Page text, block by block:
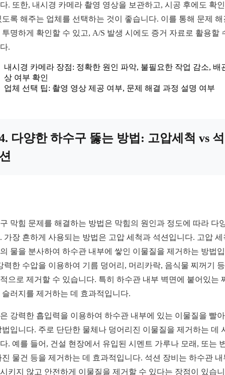
. 또한, 내시경 카메라 촬영 영상을 보관하고, 시공 후에도 확
도록 해주는 업체를 선택하는 것이 좋습니다. 이를 통해 문제 해
투명하게 확인할 수 있고, A/S 발생 시에도 증거 자료로 활용할
.
내시경 카메라 장점: 정확한 원인 파악, 불필요한 작업 감소, 배
상 여부 확인
업체 선택 팁: 촬영 영상 제공 여부, 문제 해결 과정 설명 여부
다양한 하수구 뚫는 방법: 고압세척 vs 석
막힘 문제를 해결하는 방법은 막힘의 원인과 정도에 따라 다
가장 흔하게 사용되는 방법은 고압 세척과 석션입니다. 고압 세
물을 분사하여 하수관 내부에 쌓인 이물질을 제거하는 방법
력한 수압을 이용하여 기름 덩어리, 머리카락, 음식물 찌꺼기
으로 제거할 수 있습니다. 특히 하수관 내부 벽면에 붙어있는
슬러지를 제거하는 데 효과적입니다.
강력한 흡입력을 이용하여 하수관 내부에 있는 이물질을 빨
법입니다. 주로 단단한 물체나 덩어리진 이물질을 제거하는 데
. 예를 들어, 건설 현장에서 유입된 시멘트 가루나 모래, 또는
진 물건 등을 제거하는 데 효과적입니다. 석션 장비는 하수관 내
키지 않고 안전하게 이물질을 제거할 수 있다는 장점이 있습